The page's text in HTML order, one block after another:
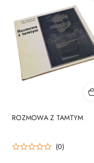
ROZMOWA Z TAMTYM
(0)